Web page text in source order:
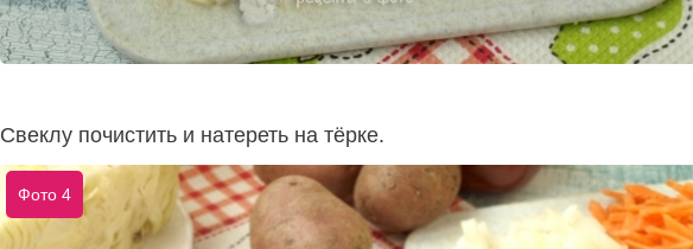
Свеклу почистить и натереть на тёрке.
Фото 4